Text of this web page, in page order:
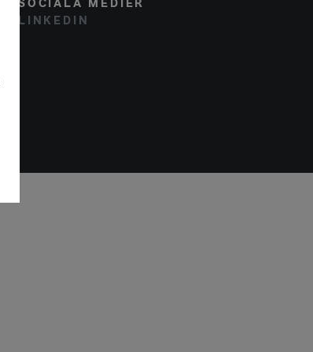
SOCIALA MEDIER
LINKEDIN